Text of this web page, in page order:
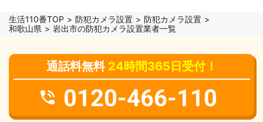
生活110番TOP 防犯カメラ設置
防犯カメラ設置
和歌山県
岩出市の防犯カメラ設置業者一覧
通話料無料 24時間365日受付！
0120-466-110